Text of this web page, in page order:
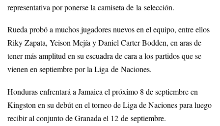
representativa por ponerse la camiseta de la selección.
Rueda probó a muchos jugadores nuevos en el equipo, entre ellos
Riky Zapata, Yeison Mejía y Daniel Carter Bodden, en aras de
tener más amplitud en su escuadra de cara a los partidos que se
vienen en septiembre por la Liga de Naciones.
Honduras enfrentará a Jamaica el próximo 8 de septiembre en
Kingston en su debút en el torneo de Liga de Naciones para luego
recibir al conjunto de Granada el 12 de septiembre.